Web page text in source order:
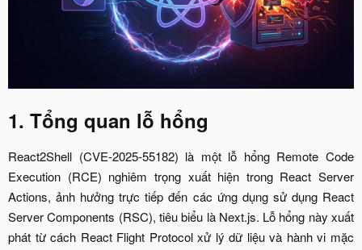
1. Tổng quan lỗ hổng
React2Shell (CVE-2025-55182) là một lỗ hổng Remote Code
Execution (RCE) nghiêm trọng xuất hiện trong React Server
Actions, ảnh hưởng trực tiếp đến các ứng dụng sử dụng React
Server Components (RSC), tiêu biểu là Next.js. Lỗ hổng này xuất
phát từ cách React Flight Protocol xử lý dữ liệu và hành vi mặc